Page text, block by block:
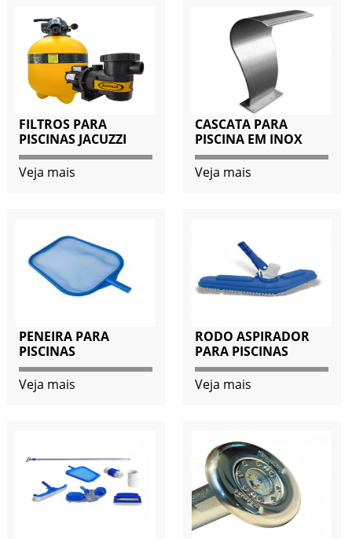
FILTROS PARA
PISCINAS JACUZZI
Veja mais
CASCATA PARA
PISCINA EM INOX
Veja mais
PENEIRA PARA
PISCINAS
Veja mais
RODO ASPIRADOR
PARA PISCINAS
Veja mais